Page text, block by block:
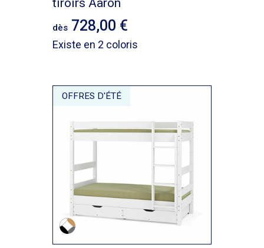
tiroirs Aaron
dès 728,00
Existe en 2 coloris
OFFRES D'ÉTÉ